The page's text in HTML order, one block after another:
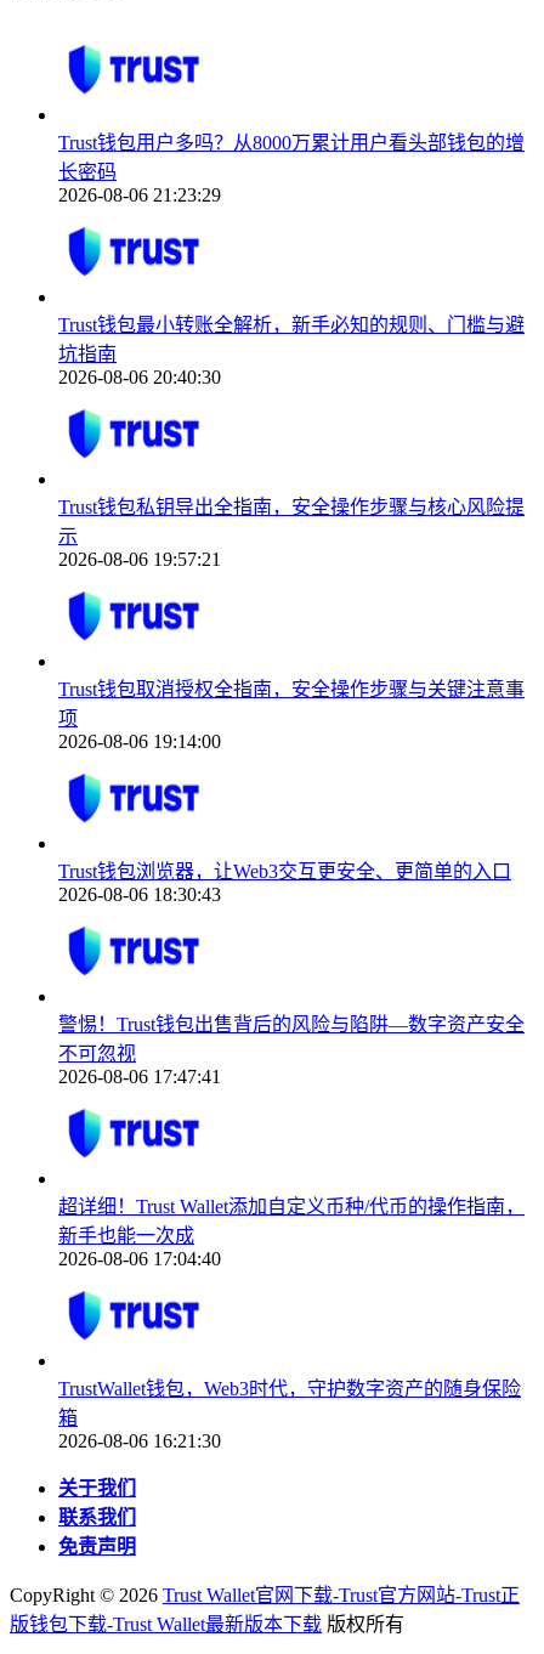
Trust钱包用户多吗？从8000万累计用户看头部钱包的增
长密码
2026-08-06 21:23:29
Trust钱包最小转账全解析，新手必知的规则、门槛与避
坑指南
2026-08-06 20:40:30
Trust钱包私钥导出全指南，安全操作步骤与核心风险提
示
2026-08-06 19:57:21
Trust钱包取消授权全指南，安全操作步骤与关键注意事
项
2026-08-06 19:14:00
Trust钱包浏览器，让Web3交互更安全、更简单的入口
2026-08-06 18:30:43
警惕！Trust钱包出售背后的风险与陷阱—数字资产安全
不可忽视
2026-08-06 17:47:41
超详细！Trust Wallet添加自定义币种/代币的操作指南，
新手也能一次成
2026-08-06 17:04:40
TrustWallet钱包，Web3时代，守护数字资产的随身保险
箱
2026-08-06 16:21:30
关于我们
联系我们
免责声明
CopyRight © 2026 Trust Wallet官网下载-Trust官方网站-Trust正
版钱包下载-Trust Wallet最新版本下载 版权所有